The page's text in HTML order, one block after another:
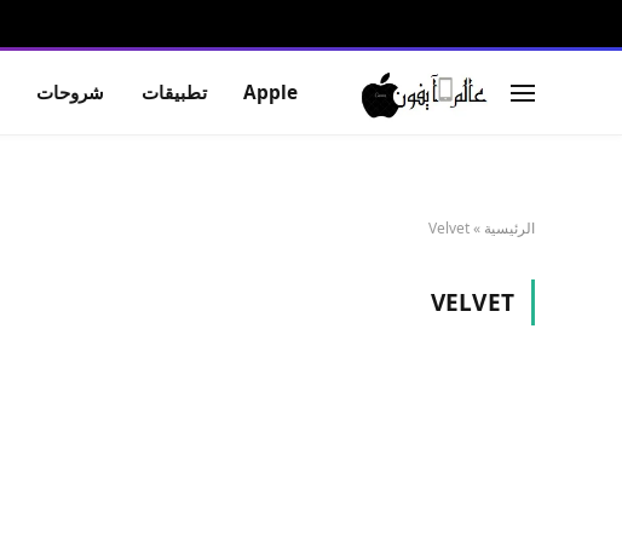
Apple تطبيقات شروحات
الرئيسية »
Velvet
VELVET